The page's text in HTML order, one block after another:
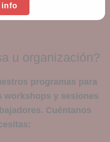
info
u organización?
programas para
workshops y sesiones
Cuéntanos